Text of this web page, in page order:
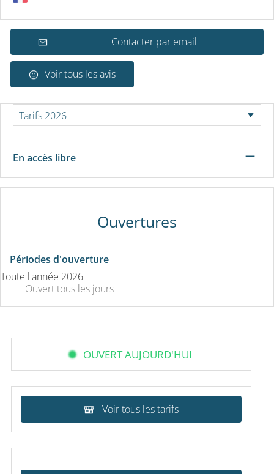
Contacter par email
Voir tous les avis
En accès libre —
Ouvertures
Périodes d'ouverture
Toute l'année 2026
Ouverttous les jours
OUVERT AUJOURD'HUI
Voir tous les tarifs